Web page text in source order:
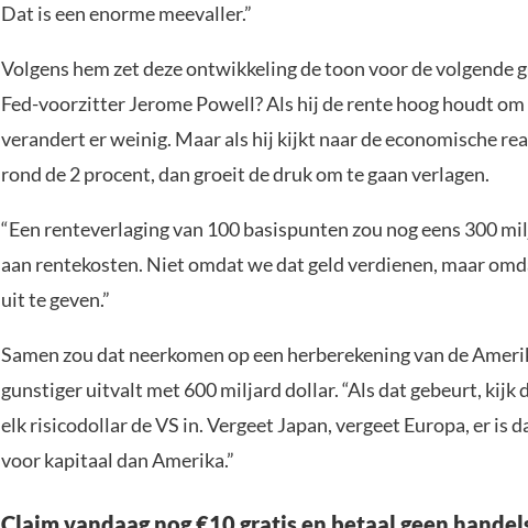
Dat is een enorme meevaller.”
Volgens hem zet deze ontwikkeling de toon voor de volgende
Fed-voorzitter Jerome Powell? Als hij de rente hoog houdt
verandert er weinig. Maar als hij kijkt naar de economische
rond de 2 procent, dan groeit de druk om te gaan verlagen.
“Een renteverlaging van 100 basispunten zou nog eens 300
aan rentekosten. Niet omdat we dat geld verdienen, maar
uit te geven.”
Samen zou dat neerkomen op een herberekening van de
gunstiger uitvalt met 600 miljard dollar. “Als dat gebeurt, kijk
elk risicodollar de VS in. Vergeet Japan, vergeet Europa, er is
voor kapitaal dan Amerika.”